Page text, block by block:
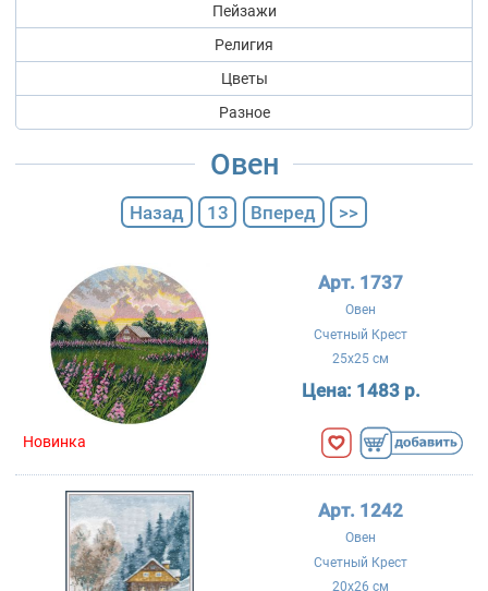
Пейзажи
Религия
Цветы
Разное
Овен
Назад 13 Вперед >>
Арт. 1737
Овен
Счетный Крест
25x25 см
Цена: 1483 р.
Новинка
Арт. 1242
Овен
Счетный Крест
20x26 см